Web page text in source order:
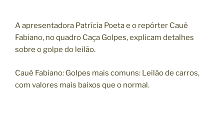
A apresentadora Patrícia Poeta e o repórter Cauê
Fabiano, no quadro Caça Golpes, explicam detalhes
sobre o golpe do leilão.
Cauê Fabiano: Golpes mais comuns: Leilão de carros,
com valores mais baixos que o normal.